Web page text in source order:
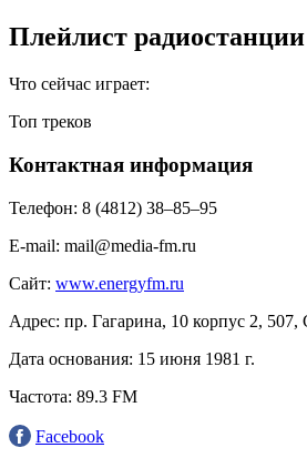
Плейлист радиостанции
Что сейчас играет:
Топ треков
Контактная информация
Телефон: 8 (4812) 38‒85‒95
E-mail: mail@media-fm.ru
Сайт: www.energyfm.ru
Адрес: пр. Гагарина, 10 корпус 2, 507,
Дата основания: 15 июня 1981 г.
Частота: 89.3 FM
Facebook